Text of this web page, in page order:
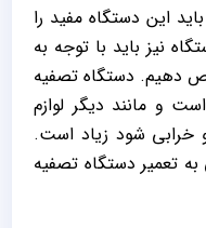
باید این دستگاه مفید را
نیز باید با توجه به
دهیم. دستگاه تصفیه
و مانند دیگر لوازم
خرابی شود زیاد است.
تعمیر دستگاه تصفیه